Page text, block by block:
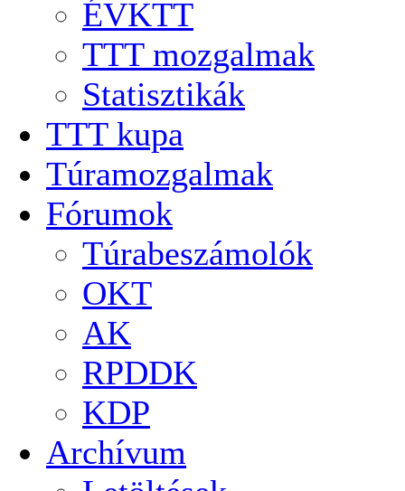
ÉVKTT
TTT mozgalmak
Statisztikák
TTT kupa
Túramozgalmak
Fórumok
Túrabeszámolók
OKT
AK
RPDDK
KDP
Archívum